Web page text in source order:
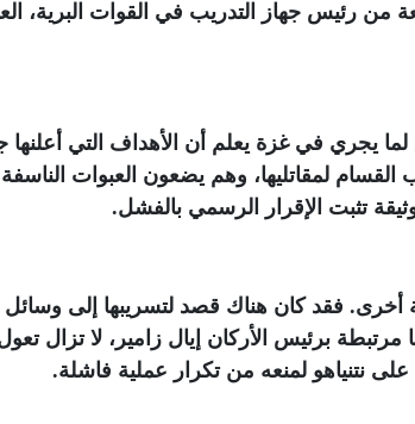
من رئيس جهاز التدريب في القوات البرية،
يجري في غزة يعلم أن الأهداف التي
القسام لمقاتليها، وهم يضعون العبوات
تثبت الإقرار الرسمي بالفشل.
أخرى. فقد كان هناك قصد لتسريبها إلى وسائل
مرتبطة برئيس الأركان إيال زامير، لا تزال
نتنياهو لمنعه من تكرار عملية فاشلة.